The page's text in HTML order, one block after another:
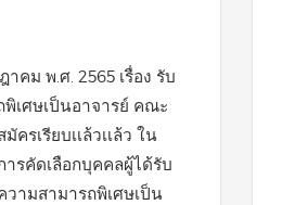
คม พ.ศ. 2565 เรื่อง รับ
เศษเป็นอาจารย์ คณะ
รเรียบเเล้วเเล้ว ใน
รคัดเลือกบุคคลผู้ได้รับ
ามสามารถพิเศษเป็น